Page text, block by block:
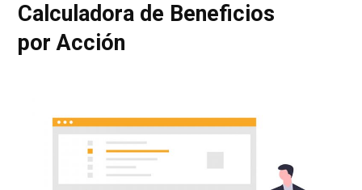
Calculadora de Beneficios
por Acción